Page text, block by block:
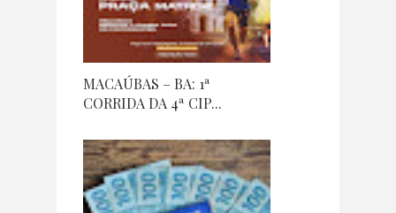
MACAÚBAS – BA: 1ª
CORRIDA DA 4ª CIP...